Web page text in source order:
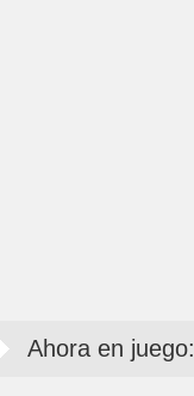
Ahora en juego: